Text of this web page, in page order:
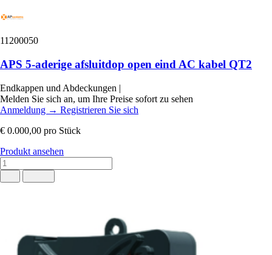
11200050
APS 5-aderige afsluitdop open eind AC kabel QT2
Endkappen und Abdeckungen |
Melden Sie sich an, um Ihre Preise sofort zu sehen
Anmeldung → Registrieren Sie sich
€ 0.000,00 pro Stück
Produkt ansehen